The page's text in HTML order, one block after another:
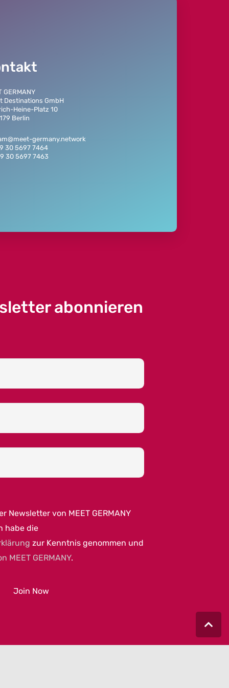
GERMANY
Destinations GmbH
Heine-Platz 10
Berlin
germany.network
30 5697 7464
30 5697 7463
abonnieren
Newsletter von MEET GERMANY
habe die
zur Kenntnis genommen und
MEET GERMANY.